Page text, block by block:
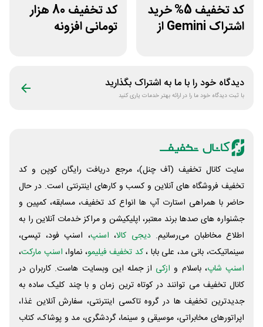
کد تخفیف 5% خرید
اشتراک Gemini از
کد تخفیف 80 هزار
تومانی افزونه
دیدگاه خود را با ما به اشتراک بگذارید
با ثبت دیدگاه خود ما را در ارائه بهتر خدمات یاری کنید
سایت کانال تخفیف (آف چنل)، مرجع دریافت رایگان کوپن و کد
تخفیف فروشگاه های آنلاین و کسب و‌ کارهای اینترنتی است. در حال
حاضر با همراهی استارت آپ ها انواع کد تخفیف، مسابقه، کمپین و
جشنواره های صدها برند معتبر، اپلیکیشن و مراکز خدمات آنلاین را به
اطلاع مخاطبان می‌رسانیم. دیجی کالا، اسنپ، اسنپ فود، تپسی،
سینماتیکت، بانی مد، علی‌ بابا ،کد تخفیف فیلیمو، نماوا، اسنپ مارکت،
اسنپ شاپ، باسلام و ازکی از جمله این وبسایت ‌هاست. کاربران در
کانال تخفیف می توانند در کوتاه ترین زمان و با چند کلیک ساده به
جدیدترین تخفیف ها در گروه تاکسی اینترنتی، سفارش آنلاین غذا،
اپراتورهای مخابراتی، موسیقی و سینما، گردشگری، مد و پوشاک، کتاب